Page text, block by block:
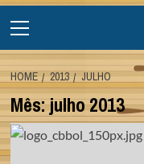
Menu
HOME 2013 JULHO
Mês:julho 2013